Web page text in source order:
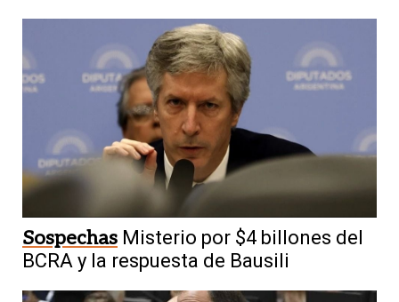
Sospechas Misterio por $4 billones del
BCRA y la respuesta de Bausili